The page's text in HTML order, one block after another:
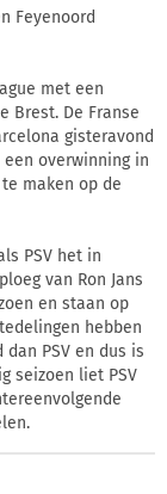
Feyenoord
met een
Brest. De Franse
gisteravond
een overwinning in
maken op de
PSV het in
van Ron Jans
en staan op
hebben
PSV en dus is
seizoen liet PSV